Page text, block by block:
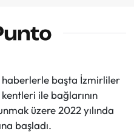
haberlerle başta İzmirliler
ile bağlarının
üzere 2022 yılında
başladı.